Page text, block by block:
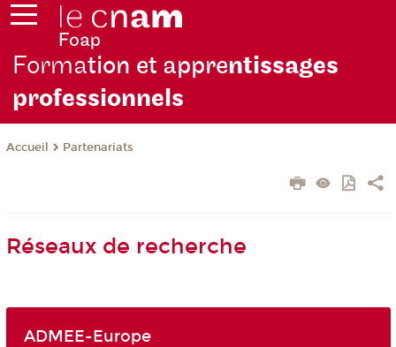
Formation et apprentissages
professionnels
Accueil Partenariats
Réseaux de recherche
ADMEE-Europe